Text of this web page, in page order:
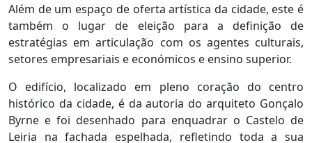
Além de um espaço de oferta artística da cidade, este é
também o lugar de eleição para a definição de
estratégias em articulação com os agentes culturais,
setores empresariais e económicos e ensino superior.
O edifício, localizado em pleno coração do centro
histórico da cidade, é da autoria do arquiteto Gonçalo
Byrne e foi desenhado para enquadrar o Castelo de
Leiria na fachada espelhada, refletindo toda a sua